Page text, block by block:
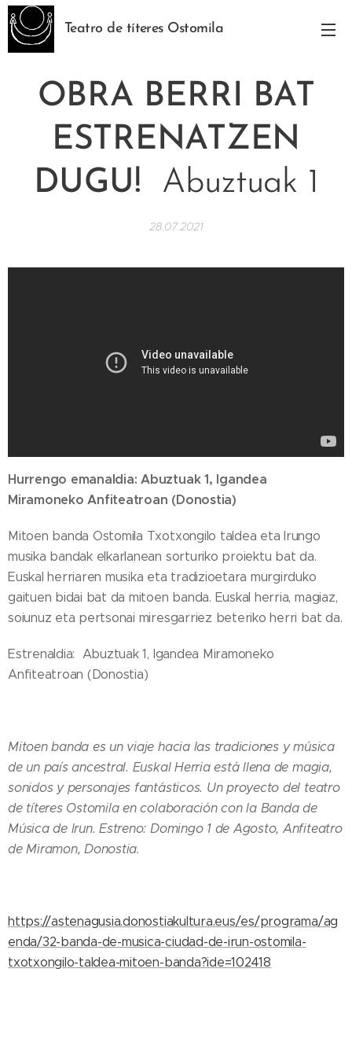
Teatro de títeres Ostomila
OBRA BERRI BAT
ESTRENATZEN
DUGU!
Abuztuak 1
28.07.2021
Hurrengo emanaldia: Abuztuak 1, Igandea
Miramoneko Anfiteatroan (Donostia)
Mitoen banda Ostomila Txotxongilo taldea eta Irungo
musika bandak elkarlanean sorturiko proiektu bat da.
Euskal herriaren musika eta tradizioetara murgirduko
gaituen bidai bat da mitoen banda. Euskal herria, magiaz,
soiunuz eta pertsonai miresgarriez beteriko herri bat da.
Estrenaldia: Abuztuak 1, Igandea Miramoneko
Anfiteatroan (Donostia)
Mitoen banda es un viaje hacia las tradiciones y música
de un país ancestral. Euskal Herria está llena de magia,
sonidos y personajes fantásticos. Un proyecto del teatro
de títeres Ostomila en colaboración con la Banda de
Música de Irun. Estreno: Domingo 1 de Agosto, Anfiteatro
de Miramon, Donostia.
https://astenagusia.donostiakultura.eus/es/programa/ag
enda/32-banda-de-musica-ciudad-de-irun-ostomila-
txotxongilo-taldea-mitoen-banda?ide=102418